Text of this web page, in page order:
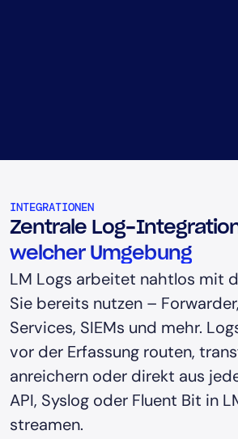
INTEGRATIONEN
Zentrale Log-
welcher Umgebung
LM Logs arbeitet nahtlos mit
Sie bereits nutzen –
Services, SIEMs und mehr.
vor der Erfassung routen,
anreichern oder direkt aus
API, Syslog oder Fluent Bit in
streamen.